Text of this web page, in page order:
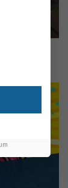
eine